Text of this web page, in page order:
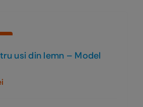
usi din lemn – Model
Interval